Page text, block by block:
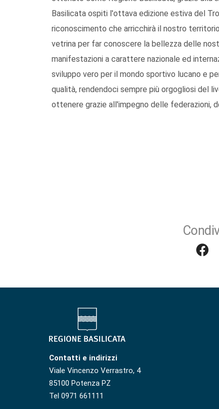
Basilicata ospiti l'ottava edizione estiva del
riconoscimento che arricchirà il nostro
vetrina per far conoscere la bellezza delle
manifestazioni a carattere nazionale ed
sviluppo vero per il mondo sportivo lucano e
qualità, rendendoci sempre più orgogliosi del
ottenere grazie all'impegno delle federazioni,
Contatti e indirizzi
Viale Vincenzo Verrastro, 4
85100 Potenza PZ
Tel 0971 661111